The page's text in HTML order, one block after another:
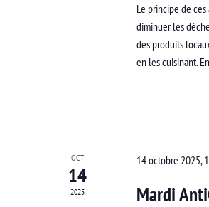
Le principe de
diminuer les
des produits
en les cuisinant.
OCT
14
2025
14 octobre 2025,
Mardi